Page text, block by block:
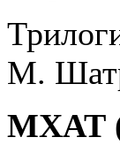
М.
МХАТ